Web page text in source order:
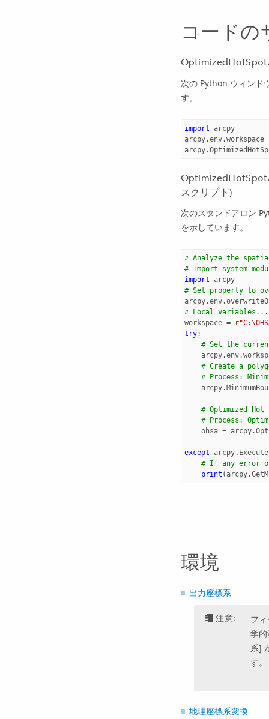
コードの
次の Python ウィンド
す。
import arcpy
arcpy.env.workspace
arcpy.
スクリプト)
次のスタンドアロン
を示しています。
# Analyze the
# Import system
import arcpy
# Set property to
arcpy.env.
# Local variables...
workspace =
try:
# Set the
arcpy.env.
# Create a
# Process:
arcpy.
# Optimized
# Process:
ohsa = arcpy.
except arcpy.
# If any error
print (arcpy.
環境
出力座標系
注意:
フ
学
系]
す。
地理座標系変換